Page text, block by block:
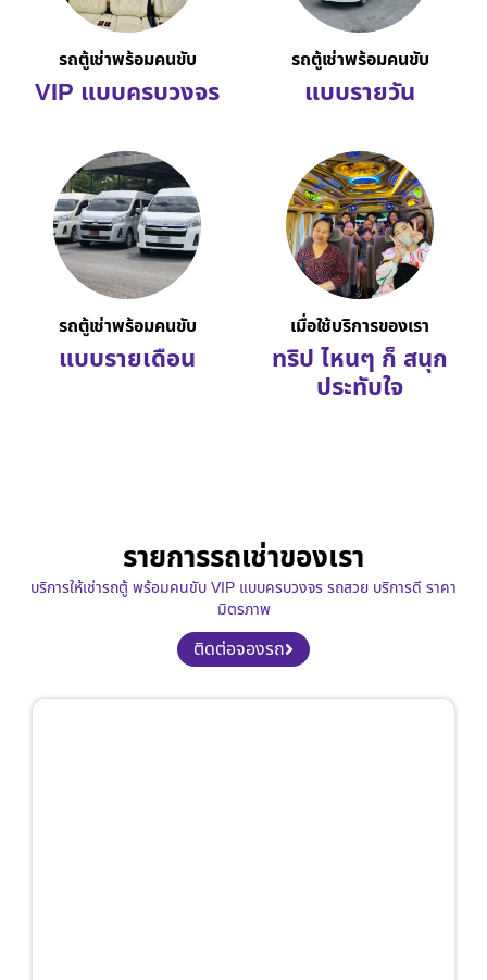
รถตู้เช่าพร้อมคนขับ
VIP แบบครบวงจร
รถตู้เช่าพร้อมคนขับ
แบบรายวัน
รถตู้เช่าพร้อมคนขับ
แบบรายเดือน
เมื่อใช้บริการของเรา
ทริป ไหนๆ ก็ สนุก
ประทับใจ
รายการรถเช่าของเรา
บริการให้เช่ารถตู้ พร้อมคนขับ VIP แบบครบวงจร รถสวย บริการดี ราคา
มิตรภาพ
ติดต่อจองรถ